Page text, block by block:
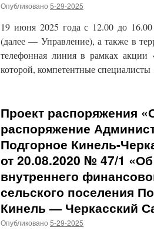
Опубликовано 5-29-2025
19 июня 2025 года с 12.00 до
(далее — Управление), а также в
телефонная линия в рамках
которой, компетентные
Проект распоряжения
распоряжение
Подгорное Кинель-
от 20.08.2020 № 47/1
внутреннего
сельского поселения
Кинель — Черкасский
Опубликовано 5-29-2025